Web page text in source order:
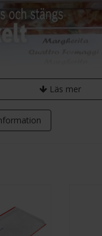
ständigt cirkulerar
frosta av.
Läs mer